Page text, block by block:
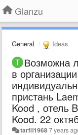
Glanzu
General Ideas
Возможна
в
пристань
Kood , отель
Kood. 22
tarfil19687 years